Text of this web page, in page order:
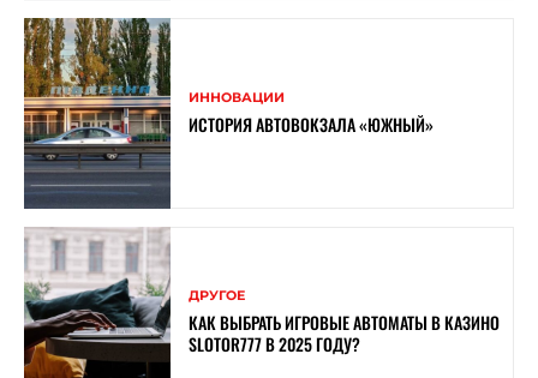
ИННОВАЦИИ
ИСТОРИЯ АВТОВОКЗАЛА «ЮЖНЫЙ»
ДРУГОЕ
КАК ВЫБРАТЬ ИГРОВЫЕ АВТОМАТЫ В КАЗИНО
SLOTOR777 В 2025 ГОДУ?